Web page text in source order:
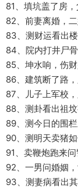
81、填坑盖了房
82、前妻离婚，
83、测财运看出
84、院内打井尸
85、坤水响，伤
86、建筑断了路
87、儿子上军校
88、测卦看出祖
89、测今日的围
90、测明天卖猪
91、卖鞭炮跑来
92、一男问婚姻
93、测妻病看出